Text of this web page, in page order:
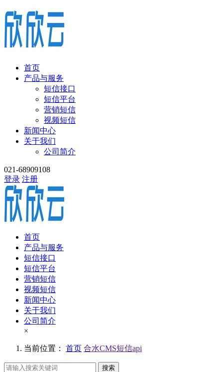
首页
产品与服务
短信接口
短信平台
营销短信
视频短信
新闻中心
关于我们
公司简介
021-68909108
登录 注册
首页
产品与服务
短信接口
短信平台
营销短信
视频短信
新闻中心
关于我们
公司简介
×
当前位置： 首页 合水CMS短信api
搜索